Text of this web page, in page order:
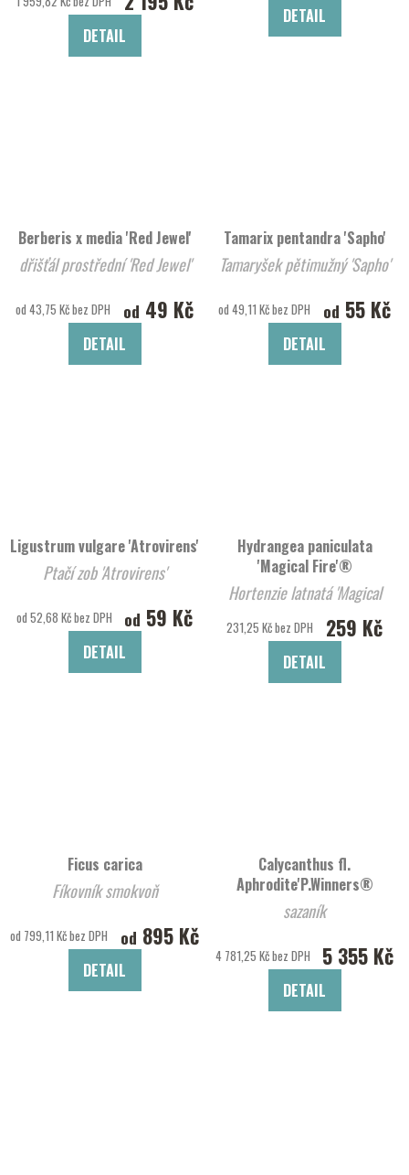
DETAIL
DETAIL
Berberis x media 'Red Jewel'
dřišťál prostřední 'Red Jewel'
od 43,75 Kč bez DPH od 49 Kč
DETAIL
Tamarix pentandra 'Sapho'
Tamaryšek pětimužný 'Sapho'
od 49,11 Kč bez DPH od 55 Kč
DETAIL
Ligustrum vulgare 'Atrovirens'
Ptačí zob 'Atrovirens'
od 52,68 Kč bez DPH od 59 Kč
DETAIL
Hydrangea paniculata
'Magical Fire'®
Hortenzie latnatá 'Magical
231,25 Kč bez DPH 259 Kč
DETAIL
Ficus carica
Fíkovník smokvoň
od 799,11 Kč bez DPH od 895 Kč
DETAIL
Calycanthus fl.
Aphrodite'P.Winners®
sazaník
4 781,25 Kč bez DPH 5 355 Kč
DETAIL